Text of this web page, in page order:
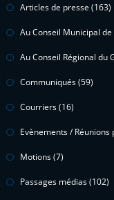
Articles de presse (163)
Au Conseil Municipal
Au Conseil Régional du
Communiqués(59)
Courriers(16)
Evènements / Réunions
Motions(7)
Passages médias(102)